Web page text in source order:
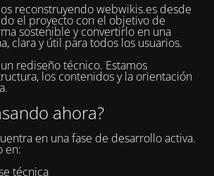
reconstruyendo webwikis.es desde
el proyecto con el objetivo de
sostenible y convertirlo en una
clara y útil para todos los usuarios.
rediseño técnico. Estamos
los contenidos y la orientación
ahora?
en una fase de desarrollo activa.
en:
técnica